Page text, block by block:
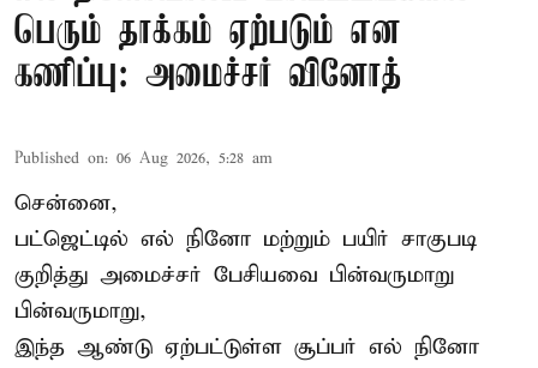
பெரும் தாக்கம் ஏற்படும் என
கணிப்பு: அமைச்சர் வினோத்
Published on: 06 Aug 2026, 5:28 am
சென்னை,
பட்ஜெட்டில் எல் நினோ மற்றும் பயிர் சாகுபடி
குறித்து அமைச்சர் பேசியவை பின்வருமாறு
பின்வருமாறு,
இந்த ஆண்டு ஏற்பட்டுள்ள சூப்பர் எல் நினோ